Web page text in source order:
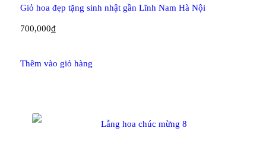
Giỏ hoa đẹp tặng sinh nhật gần Lĩnh Nam Hà Nội
700,000₫
Thêm vào giỏ hàng